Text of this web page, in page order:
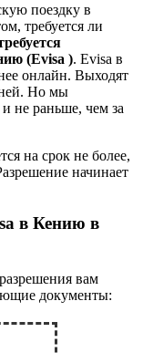
поездку в
требуется ли
(Evisa ). Evisa в
онлайн. Выходят
Но мы
не раньше, чем за
на срок не более,
начинает
в Кению в
вам
документы: